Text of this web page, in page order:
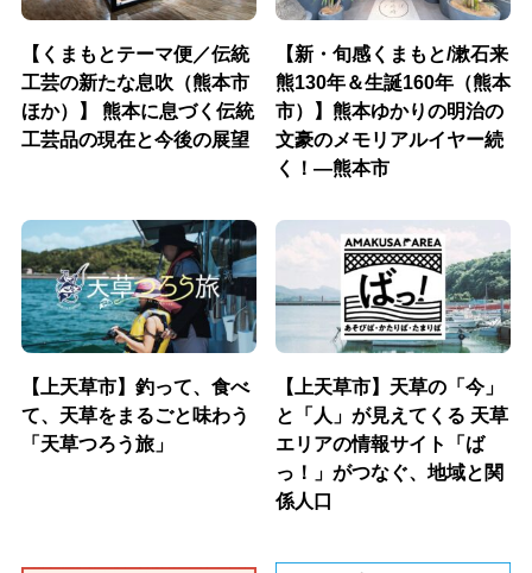
【くまもとテーマ便／伝統
工芸の新たな息吹（熊本市
ほか）】 熊本に息づく伝統
工芸品の現在と今後の展望
【新・旬感くまもと/漱石来
熊130年＆生誕160年（熊本
市）】熊本ゆかりの明治の
文豪のメモリアルイヤー続
く！―熊本市
【上天草市】釣って、食べ
て、天草をまるごと味わう
「天草つろう旅」
【上天草市】天草の「今」
と「人」が見えてくる 天草
エリアの情報サイト「ば
っ！」がつなぐ、地域と関
係人口